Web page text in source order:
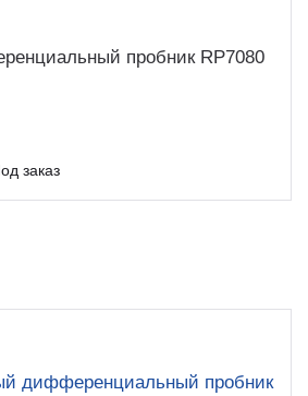
пробник RP7080
заказ